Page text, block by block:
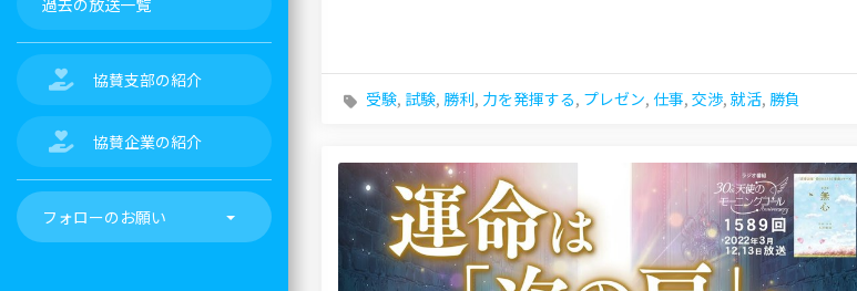
過去の放送一覧
協賛支部の紹介
協賛企業の紹介
フォローのお願い
受験, 試験, 勝利, 力を発揮する, プレゼン, 仕事, 交渉, 就活, 勝負